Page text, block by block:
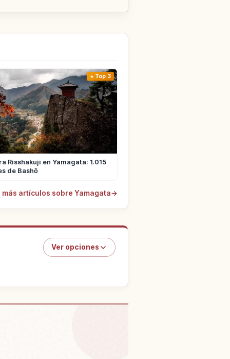
Top 3
Risshakuji en Yamagata: 1.015
de Bashō
más artículos sobre Yamagata→
Ver opciones